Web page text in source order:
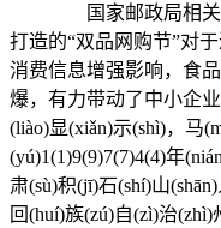
国家邮政局相关负
打造的“双品网购节”对
消费信息增强影响，食
爆，有力带动了中小企
(liào)显(xiǎn)示(shì)，马
(yú)1(1)9(9)7(7)4(4)年
肃(sù)积(jī)石(shí)山
回(huí)族(zú)自(zì)治(zhì)